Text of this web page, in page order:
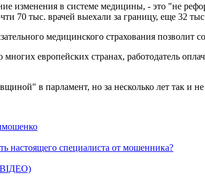
изменения в системе медицины, - это "не
70 тыс. врачей выехали за границу, еще 32
медицинского страхования позволит
европейских странах, работодатель
в парламент, но за несколько лет так и
настоящего специалиста от мошенника?
(ВІДЕО)